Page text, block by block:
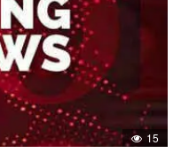
15